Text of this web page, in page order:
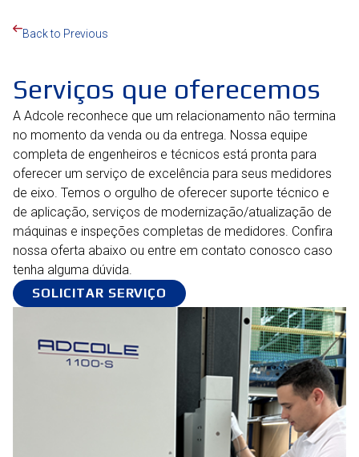
Back to Previous
Serviços que oferecemos
A Adcole reconhece que um relacionamento não termina
no momento da venda ou da entrega. Nossa equipe
completa de engenheiros e técnicos está pronta para
oferecer um serviço de excelência para seus medidores
de eixo. Temos o orgulho de oferecer suporte técnico e
de aplicação, serviços de modernização/atualização de
máquinas e inspeções completas de medidores. Confira
nossa oferta abaixo ou entre em contato conosco caso
tenha alguma dúvida.
SOLICITAR SERVIÇO